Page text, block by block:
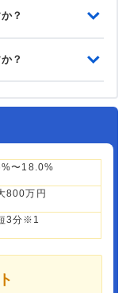
？
？
〜18.0%
800万円
3分※1